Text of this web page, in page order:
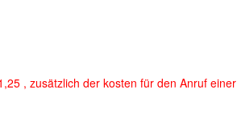
, zusätzlich der kosten für den Anruf einer